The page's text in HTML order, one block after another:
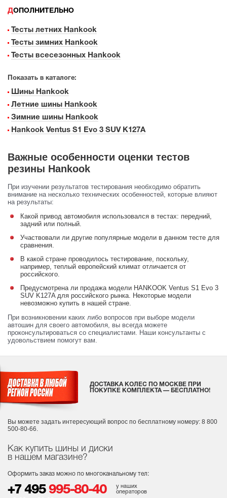
ДОПОЛНИТЕЛЬНО
Тесты летних Hankook
Тесты зимних Hankook
Тесты всесезонных Hankook
Показать в каталоге:
Шины Hankook
Летние шины Hankook
Зимние шины Hankook
Hankook Ventus S1 Evo 3 SUV K127A
Важные особенности оценки тестов
резины Hankook
При изучении результатов тестирования необходимо обратить
внимание на несколько технических особенностей, которые влияют
на результаты:
Какой привод автомобиля использовался в тестах: передний,
задний или полный.
Участвовали ли другие популярные модели в данном тесте для
сравнения.
В какой стране проводилось тестирование, поскольку,
например, теплый европейский климат отличается от
российского.
Предусмотрена ли продажа модели HANKOOK Ventus S1 Evo 3
SUV K127A для российского рынка. Некоторые модели
невозможно купить в нашей стране.
При возникновении каких либо вопросов при выборе модели
автошин для своего автомобиля, вы всегда можете
проконсультироваться со специалистами. Наши консультанты с
удовольствием помогут вам.
Как купить шины и диски
в нашем магазине?
Оформить заказ можно по многоканальному тел:
+7 495 995-80-40
у наших
операторов
ДОСТАВКА КОЛЕС ПО МОСКВЕ ПРИ
ПОКУПКЕ КОМПЛЕКТА — БЕСПЛАТНО!
Вы можете задать интересующий вопрос по бесплатному номеру: 8 800
500-80-66.